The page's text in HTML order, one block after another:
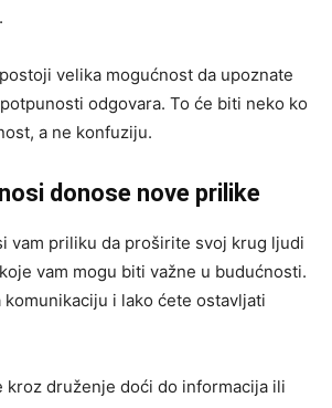
velika mogućnost da upoznate
odgovara. To će biti neko ko
a ne konfuziju.
donose nove prilike
vam priliku da proširite svoj krug ljudi
vam mogu biti važne u budućnosti.
i lako ćete ostavljati
kroz druženje doći do informacija ili